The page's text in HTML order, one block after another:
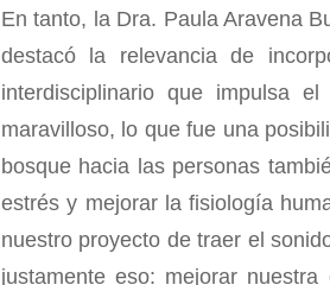
En tanto, la Dra. Paula Aravena
destacó la relevancia de
interdisciplinario que impulsa
maravilloso, lo que fue una
bosque hacia las personas
estrés y mejorar la fisiología
nuestro proyecto de traer el
justamente eso: mejorar